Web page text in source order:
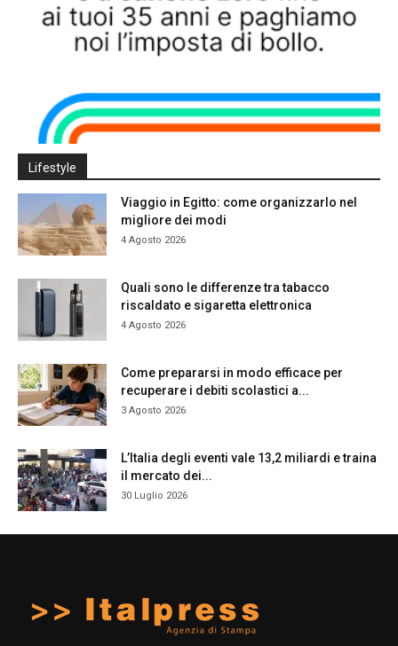
Lifestyle
Viaggio in Egitto: come organizzarlo nel
migliore dei modi
4 Agosto 2026
Quali sono le differenze tra tabacco
riscaldato e sigaretta elettronica
4 Agosto 2026
Come prepararsi in modo efficace per
recuperare i debiti scolastici a...
3 Agosto 2026
L’Italia degli eventi vale 13,2 miliardi e traina
il mercato dei...
30 Luglio 2026